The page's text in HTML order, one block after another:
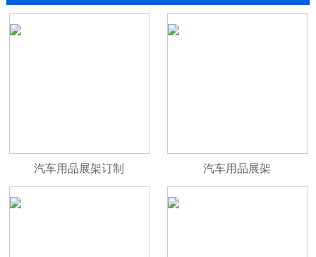
汽车用品展架订制 汽车用品展架